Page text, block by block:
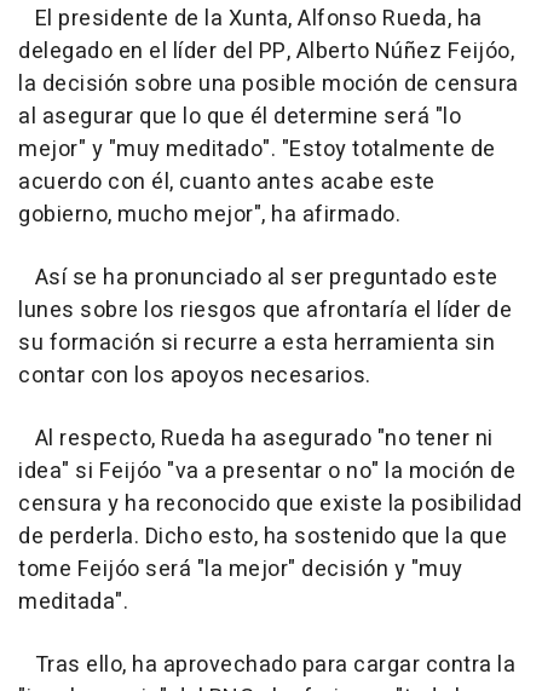
El presidente de la Xunta, Alfonso Rueda, ha
delegado en el líder del PP, Alberto Núñez Feijóo,
la decisión sobre una posible moción de censura
al asegurar que lo que él determine será "lo
mejor" y "muy meditado". "Estoy totalmente de
acuerdo con él, cuanto antes acabe este
gobierno, mucho mejor", ha afirmado.
Así se ha pronunciado al ser preguntado este
lunes sobre los riesgos que afrontaría el líder de
su formación si recurre a esta herramienta sin
contar con los apoyos necesarios.
Al respecto, Rueda ha asegurado "no tener ni
idea" si Feijóo "va a presentar o no" la moción de
censura y ha reconocido que existe la posibilidad
de perderla. Dicho esto, ha sostenido que la que
tome Feijóo será "la mejor" decisión y "muy
meditada".
Tras ello, ha aprovechado para cargar contra la